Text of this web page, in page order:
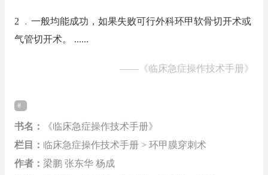
2 ﹒一般均能成功，如果失败可行外科环甲软骨切开术或
气管切开术。 ......
—— 《临床急症操作技术手册》
书名：
《临床急症操作技术手册》
栏目： 临床急症操作技术手册 > 环甲膜穿刺术
作者： 梁鹏 张东华 杨成